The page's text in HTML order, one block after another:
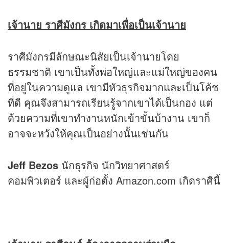
เจ้านาย ราศีมังกร เกิดมาเพื่อเป็นเจ้านาย
ราศีมังกรมีลักษณะนิสัยเป็นเจ้านายโดย
ธรรมชาติ เขาเป็นทั้งพ่อใหญ่และแม่ใหญ่ของคน
ที่อยู่ในความดูแล เขามีหัวธุรกิจมากและเป็นโค้ช
ที่ดี คุณจึงสามารถเรียนรู้จากเขาได้เป็นกอง แต่
ด้วยความที่เขาทำงานหนักเข้าขั้นบ้างาน เขาก็
อาจจะหวังให้คุณเป็นอย่างนั้นเช่นกัน
Jeff Bezos นักธุรกิจ นักวิทยาศาสตร์
คอมพิวเตอร์ และผู้ก่อตั้ง Amazon.com เกิดราศีนี้